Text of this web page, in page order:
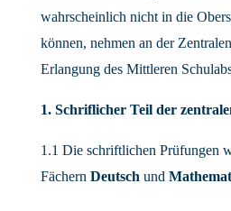
wahrscheinlich nicht in die
können, nehmen an der
Erlangung des Mittleren
1. Schriflicher Teil der
1.1 Die schriftlichen Prüfungen
Fächern Deutschund